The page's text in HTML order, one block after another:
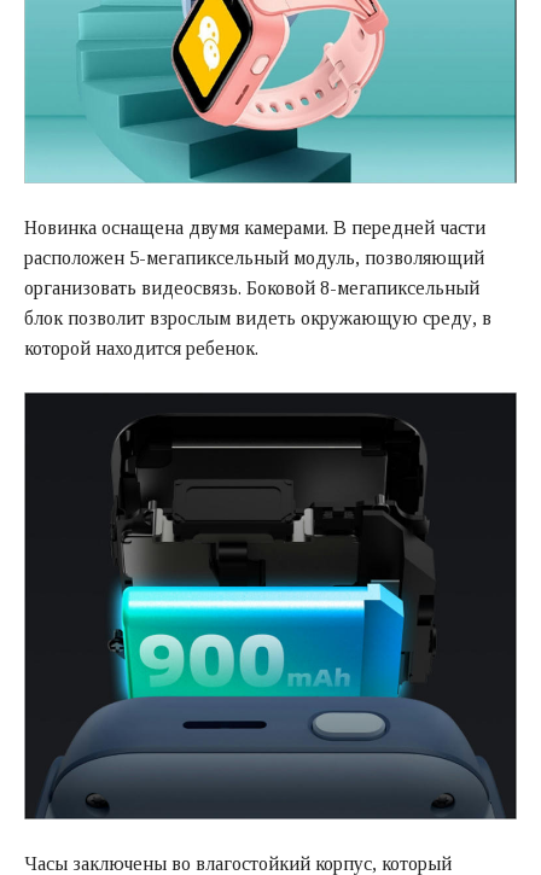
Новинка оснащена двумя камерами. В передней части
расположен 5-мегапиксельный модуль, позволяющий
организовать видеосвязь. Боковой 8-мегапиксельный
блок позволит взрослым видеть окружающую среду, в
которой находится ребенок.
Часы заключены во влагостойкий корпус, который